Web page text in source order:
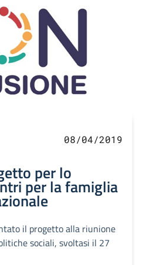
08/04/2019
per lo
per la famiglia
il progetto alla riunione
sociali, svoltasi il 27